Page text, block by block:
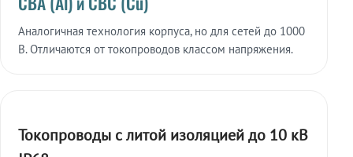
Аналогичная технология корпуса, но для сетей до 1000
В. Отличаются от токопроводов классом напряжения.
Токопроводы с литой изоляцией до 10 кВ